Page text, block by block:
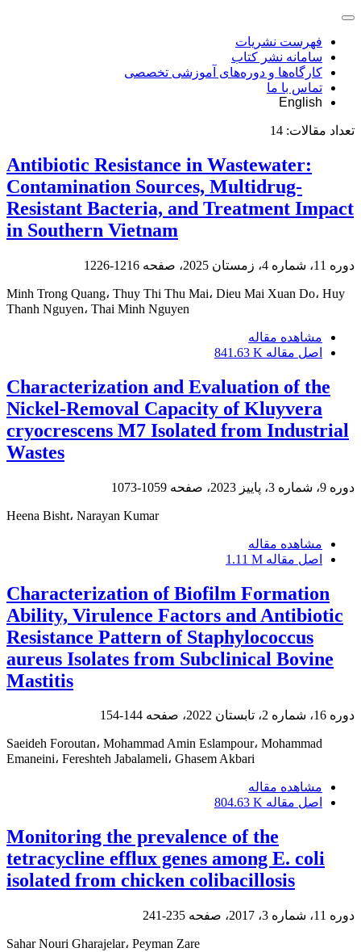
فهرست نشریات
سامانه نشر کتاب
کارگاه‌ها و دوره‌های آموزشی تخصصی
تماس با ما
English
تعداد مقالات: 14
Antibiotic Resistance in Wastewater:
Contamination Sources, Multidrug-
Resistant Bacteria, and Treatment Impact
in Southern Vietnam
دوره 11، شماره 4، زمستان 2025، صفحه 1216-1226
Minh Trong Quang، Thuy Thi Thu Mai، Dieu Mai Xuan Do، Huy
Thanh Nguyen، Thai Minh Nguyen
مشاهده مقاله
اصل مقاله 841.63 K
Characterization and Evaluation of the
Nickel-Removal Capacity of Kluyvera
cryocrescens M7 Isolated from Industrial
Wastes
دوره 9، شماره 3، پاییز 2023، صفحه 1059-1073
Heena Bisht، Narayan Kumar
مشاهده مقاله
اصل مقاله 1.11 M
Characterization of Biofilm Formation
Ability, Virulence Factors and Antibiotic
Resistance Pattern of Staphylococcus
aureus Isolates from Subclinical Bovine
Mastitis
دوره 16، شماره 2، تابستان 2022، صفحه 144-154
Saeideh Foroutan، Mohammad Amin Eslampour، Mohammad
Emaneini، Fereshteh Jabalameli، Ghasem Akbari
مشاهده مقاله
اصل مقاله 804.63 K
Monitoring the prevalence of the
tetracycline efflux genes among E. coli
isolated from chicken colibacillosis
دوره 11، شماره 3، 2017، صفحه 235-241
Sahar Nouri Gharajelar، Peyman Zare